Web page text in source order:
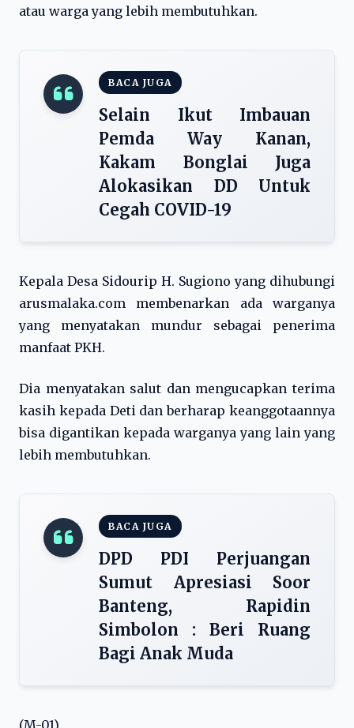
atau warga yang lebih membutuhkan.
BACA JUGA
Selain Ikut Imbauan
Pemda Way Kanan,
Kakam Bonglai Juga
Alokasikan DD Untuk
Cegah COVID-19
Kepala Desa Sidourip H. Sugiono yang dihubungi
arusmalaka.com membenarkan ada warganya
yang menyatakan mundur sebagai penerima
manfaat PKH.
Dia menyatakan salut dan mengucapkan terima
kasih kepada Deti dan berharap keanggotaannya
bisa digantikan kepada warganya yang lain yang
lebih membutuhkan.
BACA JUGA
DPD PDI Perjuangan
Sumut Apresiasi Soor
Banteng, Rapidin
Simbolon : Beri Ruang
Bagi Anak Muda
(M-01)